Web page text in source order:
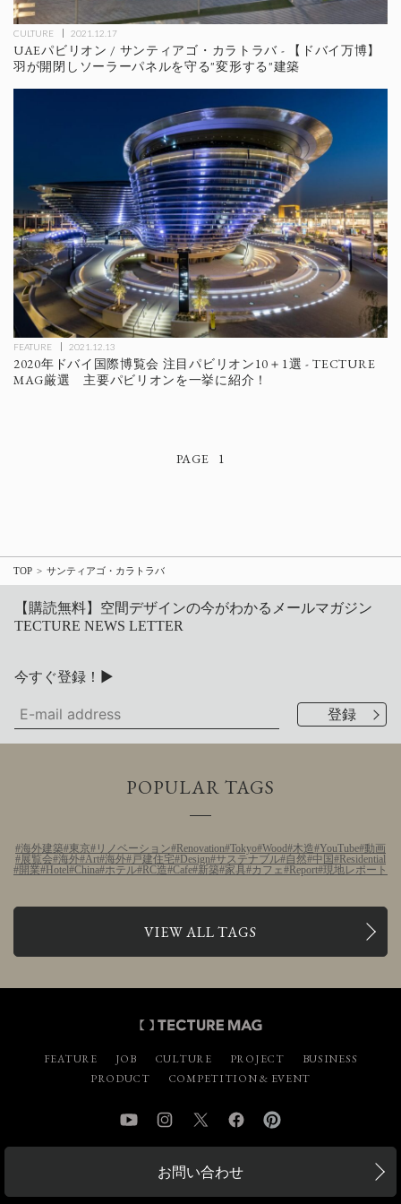
CULTURE 2021.12.17
UAEパビリオン / サンティアゴ・カラトラバ - 【ドバイ万博】
羽が開閉しソーラーパネルを守る"変形する"建築
FEATURE 2021.12.13
2020年ドバイ国際博覧会 注目パビリオン10＋1選 - TECTURE
MAG厳選 主要パビリオンを一挙に紹介！
1
TOP サンティアゴ・カラトラバ
【購読無料】空間デザインの今がわかるメールマガジン
TECTURE NEWS LETTER
今すぐ登録！▶
POPULAR TAGS
海外建築 東京 リノベーション Renovation Tokyo Wood 木造 YouTube 動画
展覧会 海外 Art 海外 戸建住宅 Design サステナブル 自然 中国
Residential
開業
Hotel China ホテル RC造 Cafe 新築 家具 カフェ Report 現地レポート
VIEW ALL TAGS
FEATURE JOB CULTURE PROJECT
BUSINESS
PRODUCT
COMPETITION & EVENT
YouTube InstagramTwitter Facebook
お問い合わせ